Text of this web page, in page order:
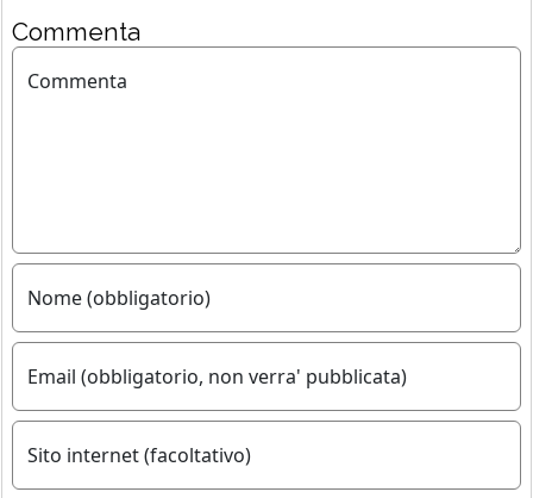
Commenta
Commenta
Nome (obbligatorio)
Email (obbligatorio, non verra' pubblicata)
Sito internet (facoltativo)